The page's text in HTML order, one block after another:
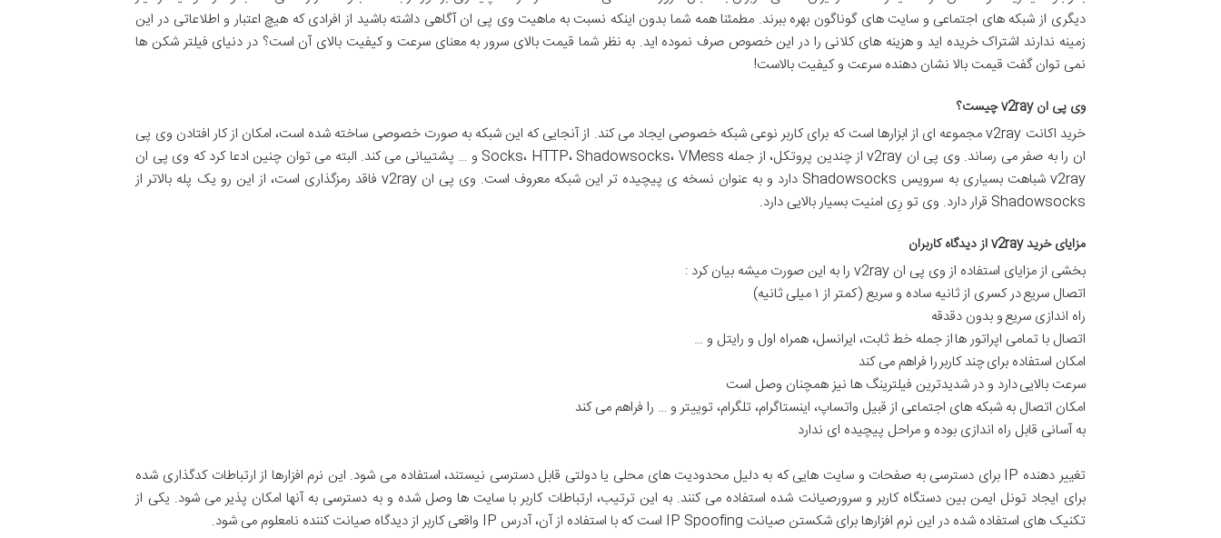
دیگری از شبکه های اجتماعی و سایت های گوناگون بهره ببرند. مطمئنا همه شما بدون اینکه نسبت به ماهیت وی پی ان آگاهی داشته باشید از افرادی که هیچ اعتبار و اطلاعاتی در این
زمینه ندارند اشتراک خریده اید و هزینه های کلانی را در این خصوص صرف نموده اید. به نظر شما قیمت بالای سرور به معنای سرعت و کیفیت بالای آن است؟ در دنیای فیلتر شکن ها
نمی توان گفت قیمت بالا نشان دهنده سرعت و کیفیت بالاست!
وی پی انv2rayچیست؟
خرید اکانت
مجموعه ای از ابزارها است که برای کاربر نوعی شبکه خصوصی ایجاد می کند. از آنجایی که این شبکه به صورت خصوصی ساخته شده است، امکان از کار افتادن وی پی
ان را به صفر می رساند. وی پی ان v2rayاز چندین پروتکل، از جمله Socks، HTTP،Shadowsocks، VMess
و … پشتیبانی می کند. البته می توان چنین ادعا کرد که وی پی ان
v2ray شباهت بسیاری به سرویس Shadowsocks دارد و به عنوان نسخه ی پیچیده تر این شبکه معروف است. وی پی انv2ray فاقد رمزگذاری است، از این رو یک پله بالاتر از
Shadowsocks قرار دارد. وی تو رِی امنیت بسیار بالایی دارد.
مزایای خریدv2rayاز دیدگاه کاربران
بخشی از مزایای استفاده از وی پی انv2ray را به این صورت میشه بیان کرد :
اتصال سریع در کسری از ثانیه ساده و سریع (کمتر از ۱ میلی ثانیه)
راه اندازی سریع و بدون دقدقه
اتصال با تمامی اپراتور ها از جمله خط ثابت، ایرانسل، همراه اول و رایتل و …
امکان استفاده برای چند کاربر را فراهم می کند
سرعت بالایی دارد و در شدیدترین فیلترینگ ها نیز همچنان وصل است
امکان اتصال به شبکه های اجتماعی از قبیل واتساپ، اینستاگرام، تلگرام، توییتر و … را فراهم می کند
به آسانی قابل راه اندازی بوده و مراحل پیچیده ای ندارد
تغییر دهنده IP برای دسترسی به صفحات و سایت هایی که به دلیل محدودیت های محلی یا دولتی قابل دسترسی نیستند، استفاده می شود. این نرم افزارها از ارتباطات کدگذاری شده
برای ایجاد تونل ایمن بین دستگاه کاربر و سرورصیانت شده استفاده می کنند. به این ترتیب، ارتباطات کاربر با سایت ها وصل شده و به دسترسی به آنها امکان پذیر می شود. یکی از
تکنیک های استفاده شده در این نرم افزارها برای شکستن صیانت IP Spoofing است که با استفاده از آن، آدرس IP واقعی کاربر از دیدگاه صیانت کننده نامعلوم می شود.